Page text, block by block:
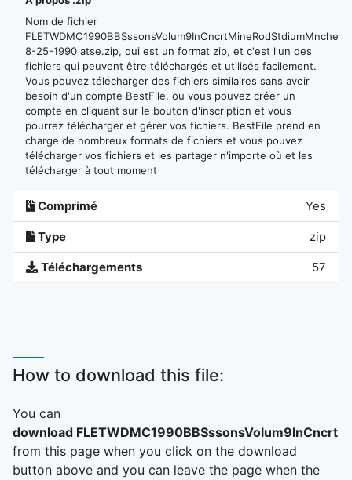
Nom de fichier
8-25-1990 atse.zip, qui est un format zip, et c'est l'un des
fichiers qui peuvent être téléchargés et utilisés facilement.
Vous pouvez télécharger des fichiers similaires sans avoir
besoin d'un compte BestFile, ou vous pouvez créer un
compte en cliquant sur le bouton d'inscription et vous
pourrez télécharger et gérer vos fichiers. BestFile prend en
charge de nombreux formats de fichiers et vous pouvez
télécharger vos fichiers et les partager n'importe où et les
télécharger à tout moment
Comprimé Yes
Type zip
Téléchargements 57
How to download this file:
You can
download
from this page when you click on the download
button above and you can leave the page when the